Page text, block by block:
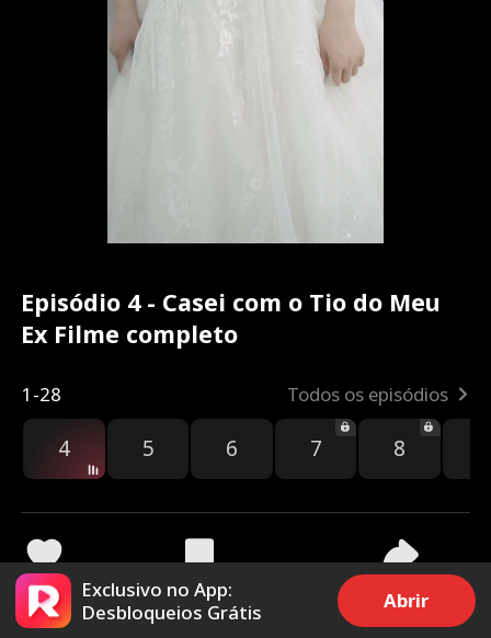
Episódio 4 - Casei com o Tio do Meu
Ex Filme completo
1-28 Todos os episódios
4 5 6 7 8
1.6k 18.3k Compartilhar
Exclusivo no App:
Desbloqueios Grátis
Abrir